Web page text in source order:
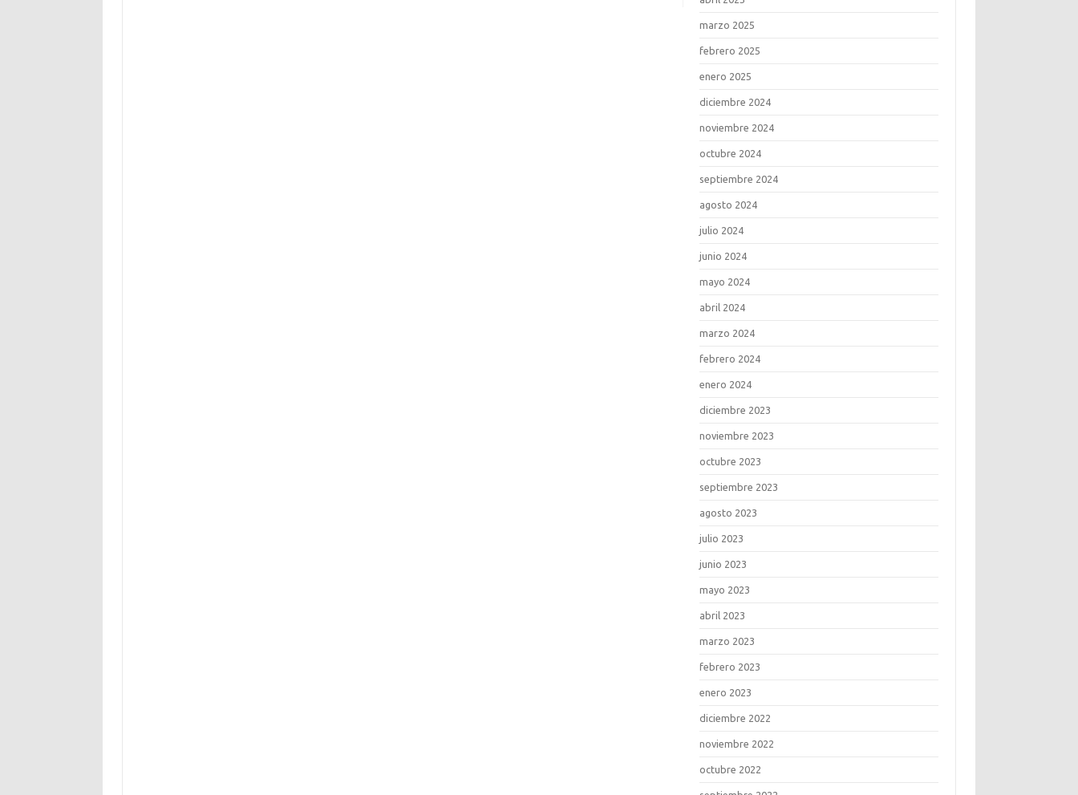
marzo 2025
febrero 2025
enero 2025
diciembre 2024
noviembre 2024
octubre 2024
septiembre 2024
agosto 2024
julio 2024
junio 2024
mayo 2024
abril 2024
marzo 2024
febrero 2024
enero 2024
diciembre 2023
noviembre 2023
octubre 2023
septiembre 2023
agosto 2023
julio 2023
junio 2023
mayo 2023
abril 2023
marzo 2023
febrero 2023
enero 2023
diciembre 2022
noviembre 2022
octubre 2022